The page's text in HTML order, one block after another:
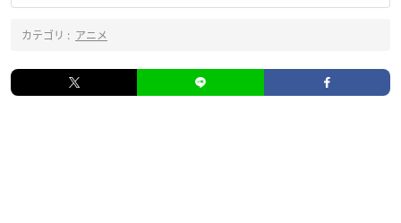
カテゴリ : アニメ